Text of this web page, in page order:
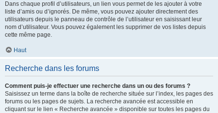
Dans chaque profil d’utilisateurs, un lien vous permet de les ajouter à votre
liste d’amis ou d’ignorés. De même, vous pouvez ajouter directement des
utilisateurs depuis le panneau de contrôle de l’utilisateur en saisissant leur
nom d’utilisateur. Vous pouvez également les supprimer de vos listes depuis
cette même page.
Haut
Recherche dans les forums
Comment puis-je effectuer une recherche dans un ou des forums ?
Saisissez un terme dans la boîte de recherche située sur l’index, les pages des
forums ou les pages de sujets. La recherche avancée est accessible en
cliquant sur le lien « Recherche avancée » disponible sur toutes les pages du